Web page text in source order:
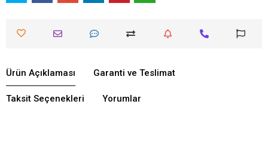
Ürün Açıklaması Garanti ve Teslimat
Taksit Seçenekleri Yorumlar